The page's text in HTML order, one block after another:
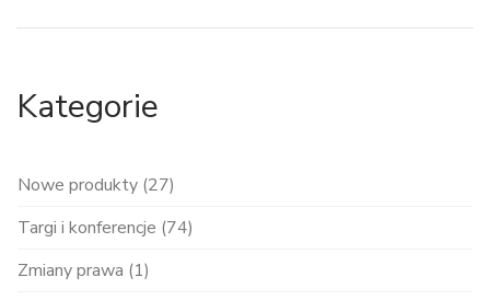
Kategorie
Nowe produkty (27)
Targi i konferencje (74)
Zmiany prawa (1)